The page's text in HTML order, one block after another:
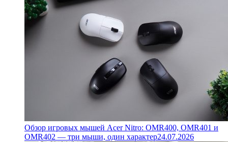
Обзор игровых мышей Acer Nitro: OMR400, OMR401 и
OMR402 — три мыши, один характер24.07.2026